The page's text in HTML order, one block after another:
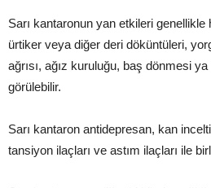
Sarı kantaronun yan etkileri genellikle
ürtiker veya diğer deri döküntüleri,
ağrısı, ağız kuruluğu, baş dönmesi ya
görülebilir.
Sarı kantaron antidepresan, kan
tansiyon ilaçları ve astım ilaçları ile